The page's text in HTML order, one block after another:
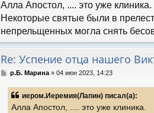
Алла Апостол, .... это уже клиника.
Некоторые святые были в
непрельщенных могла снять
Re: Успение отца нашего
С
о
щ
р.Б. Марина» 04 июн 2023, 14:23
иером.Иеремия(Лапин) писал(а):
Алла Апостол, .... это уже клиника.